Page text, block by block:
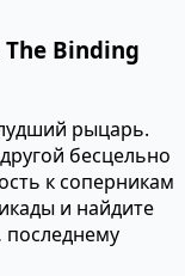
Binding
рыцарь.
бесцельно
к соперникам
и найдите
последнему